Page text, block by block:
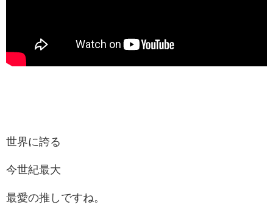
世界に誇る
今世紀最大
最愛の推しですね。